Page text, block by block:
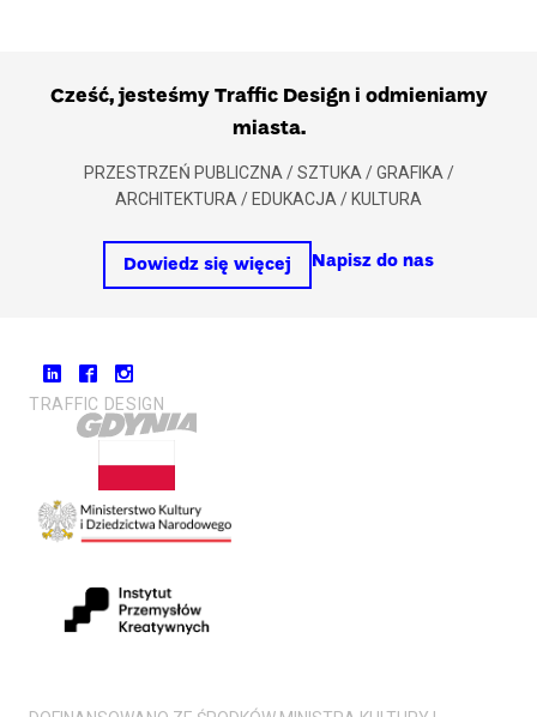
Cześć, jesteśmy Traffic Design i odmieniamy
miasta.
PRZESTRZEŃ PUBLICZNA / SZTUKA / GRAFIKA /
ARCHITEKTURA / EDUKACJA / KULTURA
Dowiedz się więcej Napisz do nas
TRAFFIC DESIGN